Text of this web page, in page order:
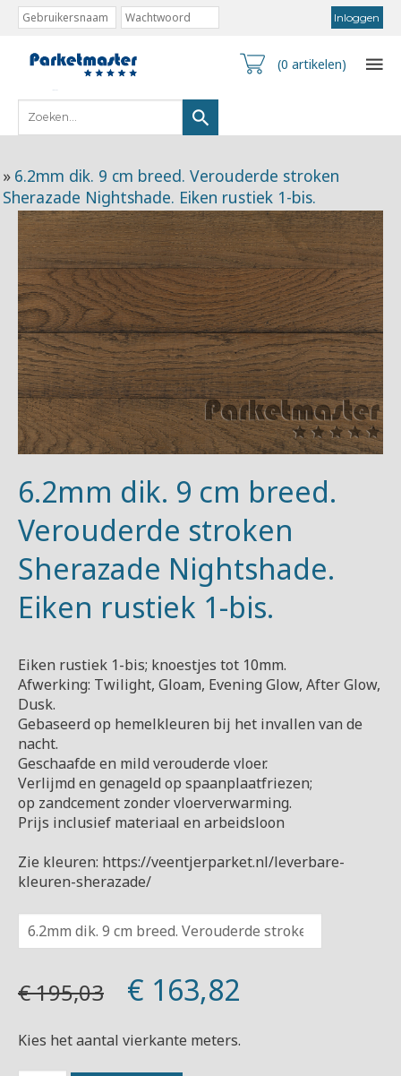
(0 artikelen)
» 6.2mm dik. 9 cm breed. Verouderde stroken
Sherazade Nightshade. Eiken rustiek 1-bis.
6.2mm dik. 9 cm breed.
Verouderde stroken
Sherazade Nightshade.
Eiken rustiek 1-bis.
Eiken rustiek 1-bis; knoestjes tot 10mm.
Afwerking: Twilight, Gloam, Evening Glow, After Glow,
Dusk.
Gebaseerd op hemelkleuren bij het invallen van de
nacht.
Geschaafde en mild verouderde vloer.
Verlijmd en genageld op spaanplaatfriezen;
op zandcement zonder vloerverwarming.
Prijs inclusief materiaal en arbeidsloon
Zie kleuren: https://veentjerparket.nl/leverbare-
kleuren-sherazade/
€ 195,03 € 163,82
Kies het aantal vierkante meters.